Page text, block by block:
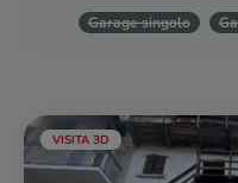
Garage singolo
VISITA 3D